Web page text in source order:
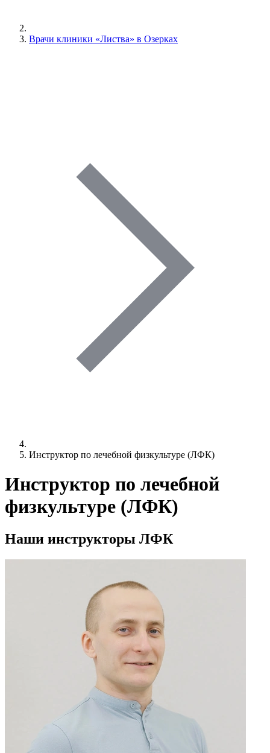
Врачи клиники «Листва» в Озерках
Инструктор по лечебной физкультуре (ЛФК)
Инструктор по лечебной
физкультуре (ЛФК)
Наши инструкторы ЛФК